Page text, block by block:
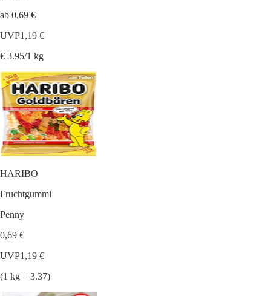
ab 0,69 €
UVP1,19 €
€ 3.95/1 kg
HARIBO
Fruchtgummi
Penny
0,69 €
UVP1,19 €
(1 kg = 3.37)